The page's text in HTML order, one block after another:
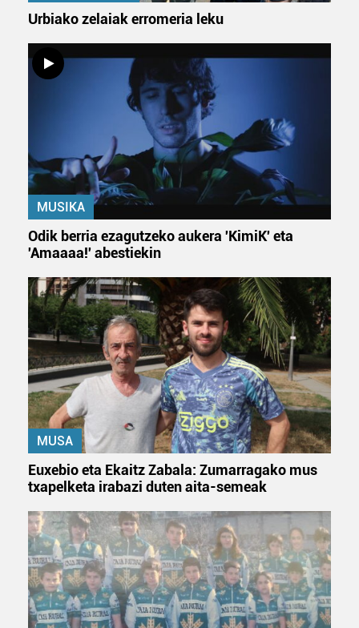
Urbiako zelaiak erromeria leku
MUSIKA
Odik berria ezagutzeko aukera 'KimiK' eta
'Amaaaa!' abestiekin
MUSA
Euxebio eta Ekaitz Zabala: Zumarragako mus
txapelketa irabazi duten aita-semeak